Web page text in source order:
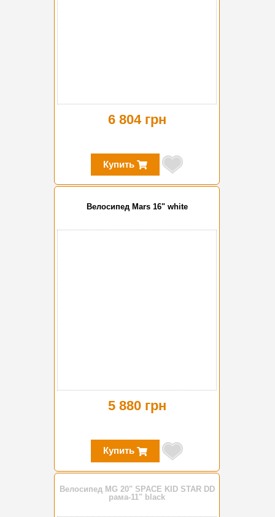
6 804 грн
Купить
Велосипед Mars 16" white
5 880 грн
Купить
Велосипед MG 20" SPACE KID STAR DD
рама-11" black